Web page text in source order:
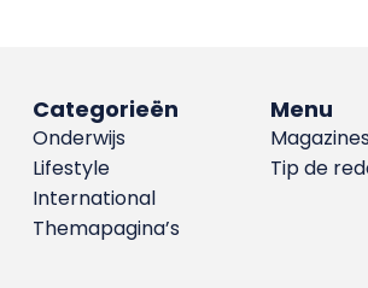
Menu
Magazines
Tip de
Categorieën
Onderwijs
Lifestyle
International
Themapagina’s